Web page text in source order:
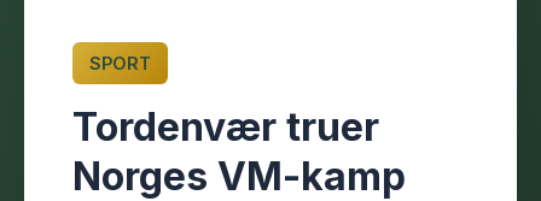
SPORT
Tordenvær truer
Norges VM-kamp